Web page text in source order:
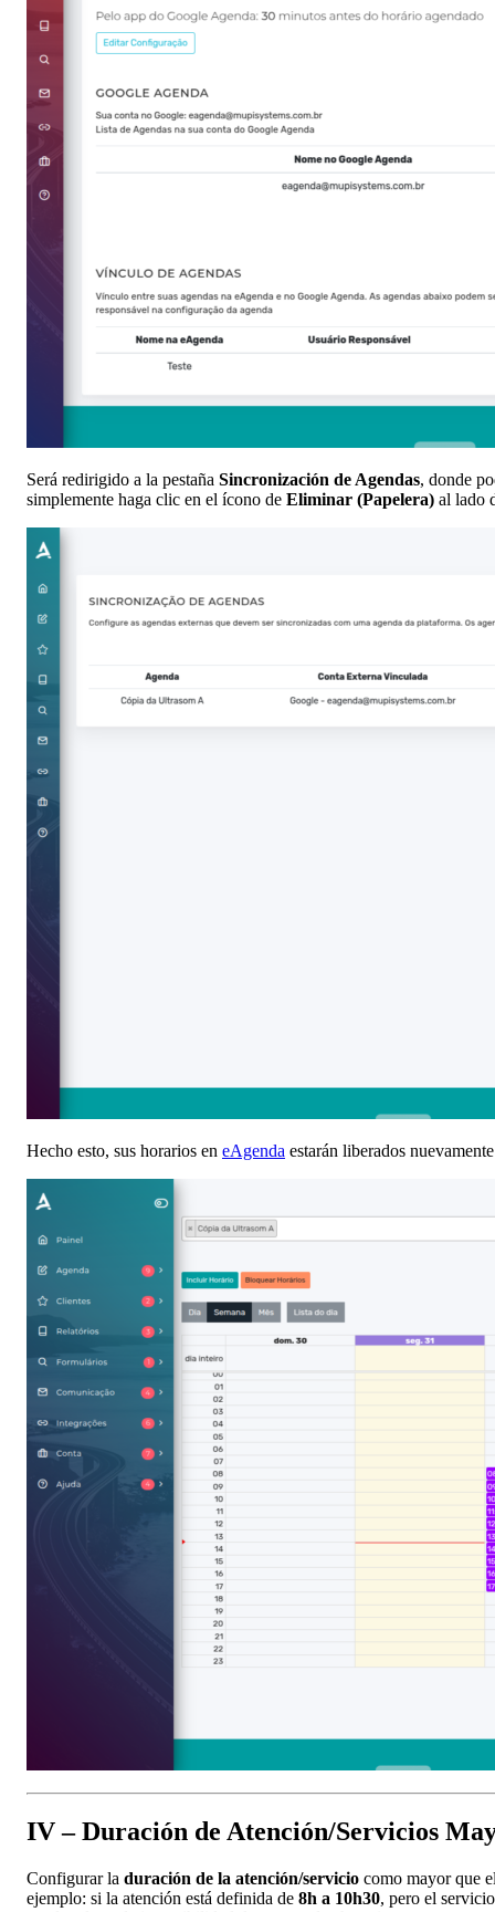
Será redirigido a la pestaña Sincronización de Agendas, donde
simplemente haga clic en el ícono de Eliminar (Papelera) al lado
Hecho esto, sus horarios en eAgenda estarán liberados
IV – Duración de Atención/Servicios
Configurar la duración de la atención/servicio como mayor que
ejemplo: si la atención está definida de 8h a 10h30, pero el